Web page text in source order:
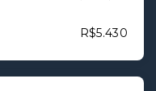
R$5.430